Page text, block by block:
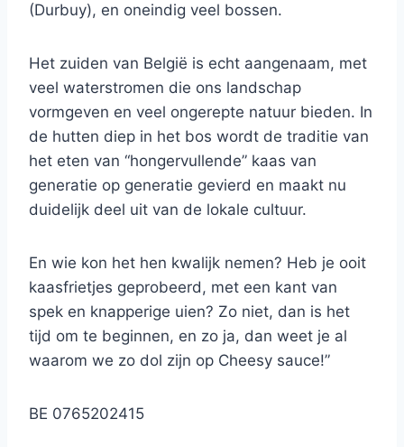
(Durbuy), en oneindig veel bossen.
Het zuiden van België is echt aangenaam, met
veel waterstromen die ons landschap
vormgeven en veel ongerepte natuur bieden. In
de hutten diep in het bos wordt de traditie van
het eten van “hongervullende” kaas van
generatie op generatie gevierd en maakt nu
duidelijk deel uit van de lokale cultuur.
En wie kon het hen kwalijk nemen? Heb je ooit
kaasfrietjes geprobeerd, met een kant van
spek en knapperige uien? Zo niet, dan is het
tijd om te beginnen, en zo ja, dan weet je al
waarom we zo dol zijn op Cheesy sauce!”
BE 0765202415